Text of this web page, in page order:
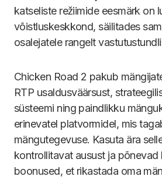
katseliste režiimide eesmärk on
võistluskeskkond, säilitades
osalejatele rangelt
Chicken Road 2 pakub
RTP usaldusväärsust,
süsteemi ning paindlikku
erinevatel platvormidel, mis
mängutegevuse. Kasuta ära
kontrollitavat ausust ja põnevad
boonused, et rikastada oma